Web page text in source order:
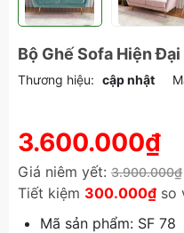
Bộ Ghế Sofa Hiện Đại
Thương hiệu: cập nhật
3.600.000₫
Giá niêm yết: 3.900.000₫
Tiết kiệm 300.000₫ so
Mã sản phẩm: SF 78